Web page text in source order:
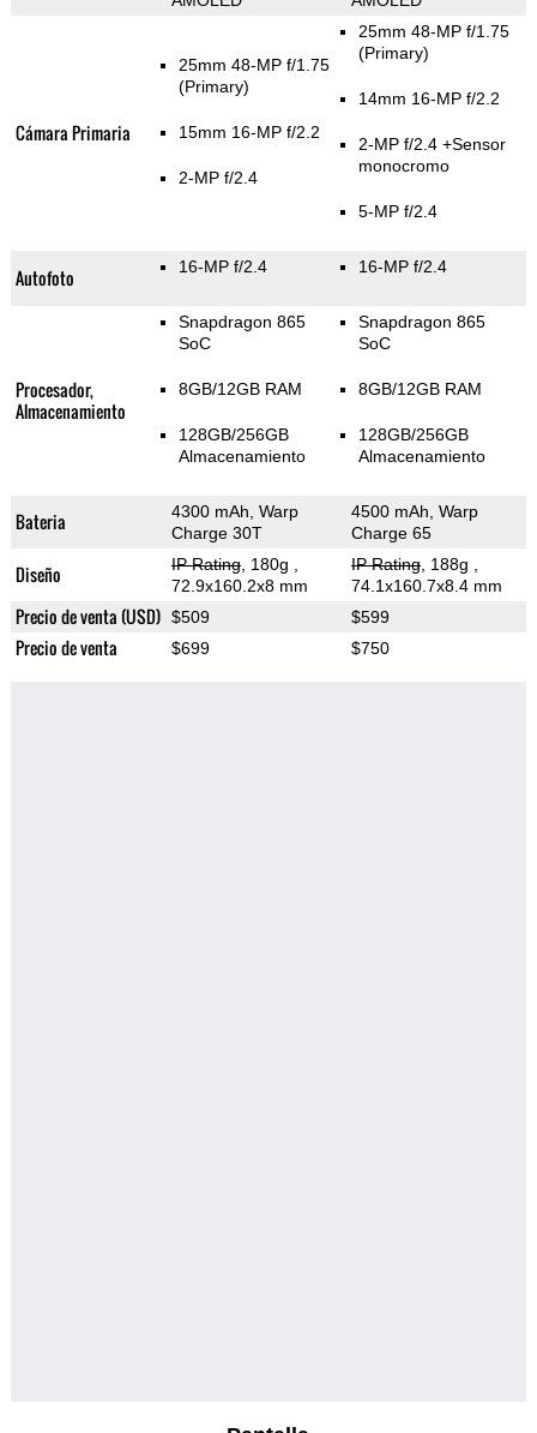
Cámara Primaria
25mm 48-MP f/1.75
(Primary)
15mm 16-MP f/2.2
2-MP f/2.4
25mm 48-MP f/1.75
(Primary)
14mm 16-MP f/2.2
2-MP f/2.4 +Sensor
monocromo
5-MP f/2.4
Autofoto 16-MP f/2.4 16-MP f/2.4
Procesador,
Almacenamiento
Snapdragon 865
SoC
8GB/12GB RAM
128GB/256GB
Almacenamiento
Snapdragon 865
SoC
8GB/12GB RAM
128GB/256GB
Almacenamiento
Bateria
4300 mAh, Warp
Charge 30T
4500 mAh, Warp
Charge 65
Diseño IP Rating, 180g
72.9x160.2x8 mm
IP Rating, 188g
74.1x160.7x8.4 mm
Precio de venta (USD) $509 $599
Precio de venta $699 $750